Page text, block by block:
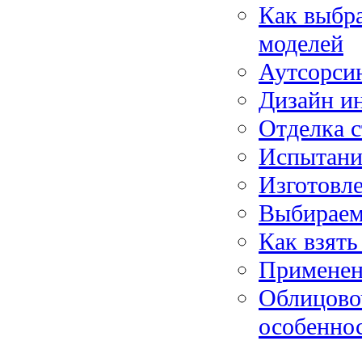
Как
моделей
Дизайн
Отделка
Как